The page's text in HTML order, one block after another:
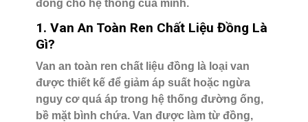
đồng cho hệ thống của mình.
1. Van An Toàn Ren Chất Liệu Đồng Là
Gì?
Van an toàn ren chất liệu đồng là loại van
được thiết kế để giảm áp suất hoặc ngừa
nguy cơ quá áp trong hệ thống đường ống,
bề mặt bình chứa. Van được làm từ đồng,